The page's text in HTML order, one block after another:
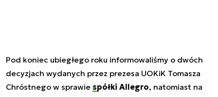
Pod koniec ubiegłego roku informowaliśmy o dwóch
decyzjach wydanych przez prezesa UOKiK Tomasza
Chróstnego w sprawie spółki Allegro, natomiast na